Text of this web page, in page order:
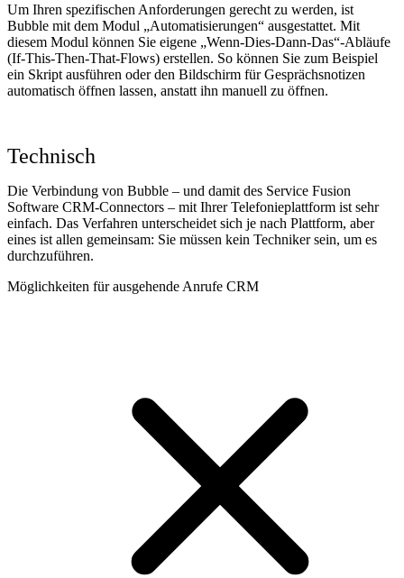
Um Ihren spezifischen Anforderungen gerecht zu werden, ist
Bubble mit dem Modul „Automatisierungen“ ausgestattet. Mit
diesem Modul können Sie eigene „Wenn-Dies-Dann-Das“-Abläufe
(If-This-Then-That-Flows) erstellen. So können Sie zum Beispiel
ein Skript ausführen oder den Bildschirm für Gesprächsnotizen
automatisch öffnen lassen, anstatt ihn manuell zu öffnen.
Technisch
Die Verbindung von Bubble – und damit des Service Fusion
Software CRM-Connectors – mit Ihrer Telefonieplattform ist sehr
einfach. Das Verfahren unterscheidet sich je nach Plattform, aber
eines ist allen gemeinsam: Sie müssen kein Techniker sein, um es
durchzuführen.
Möglichkeiten für ausgehende Anrufe CRM